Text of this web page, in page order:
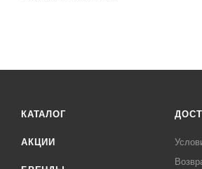
КАТАЛОГ
АКЦИИ